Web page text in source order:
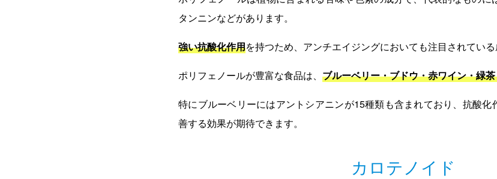
タンニンなどがあります。
強い抗酸化作用を持つため、アンチエイジングにおいても注目されている
ポリフェノールが豊富な食品は、 ブルーベリー・ブドウ・赤ワイン・緑
特にブルーベリーにはアントシアニンが15種類も含まれており、抗酸化
善する効果が期待できます。
カロテノイド